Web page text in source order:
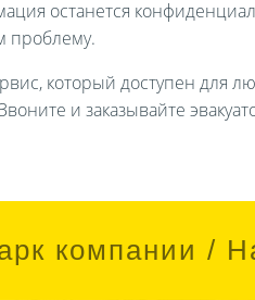
останется
проблему.
который доступен для
и заказывайте
компании /